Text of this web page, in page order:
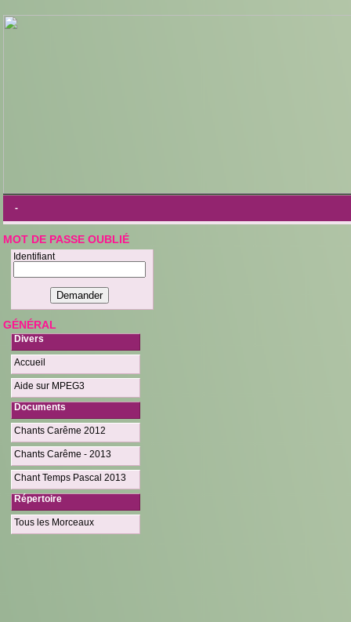
-
MOT DE PASSE OUBLIÉ
Identifiant
GÉNÉRAL
Divers
Accueil
Aide sur MPEG3
Documents
Chants Carême 2012
Chants Carême - 2013
Chant Temps Pascal 2013
Répertoire
Tous les Morceaux